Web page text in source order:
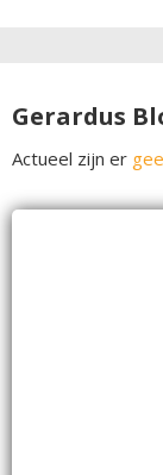
Gerardus
Actueel zijn er